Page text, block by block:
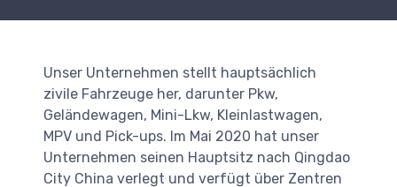
Unser Unternehmen stellt hauptsächlich
zivile Fahrzeuge her, darunter Pkw,
Geländewagen, Mini-Lkw, Kleinlastwagen,
MPV und Pick-ups. Im Mai 2020 hat unser
Unternehmen seinen Hauptsitz nach Qingdao
City China verlegt und verfügt über Zentren